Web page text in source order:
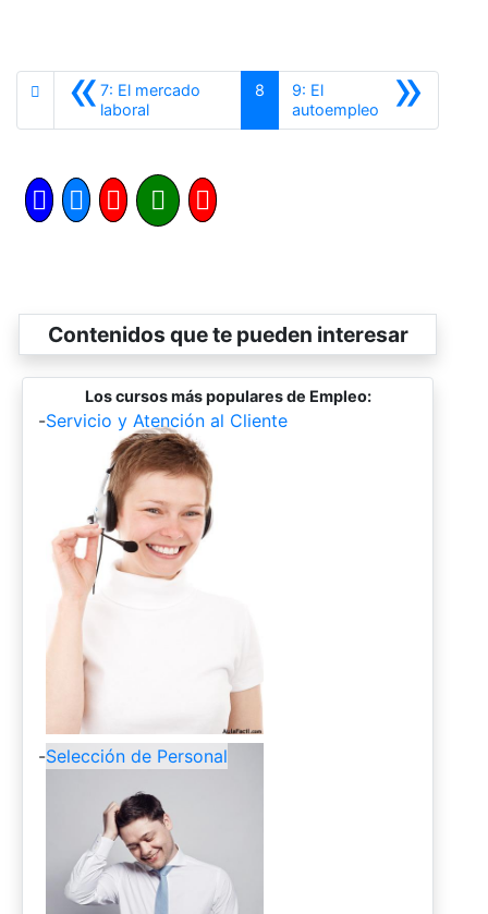
«7: El mercado
laboralAnterior
8 »
9: El
autoempleoSiguiente
Contenidos que te pueden interesar
Los cursos más populares de Empleo:
-Servicio y Atención al Cliente
-Selección de Personal